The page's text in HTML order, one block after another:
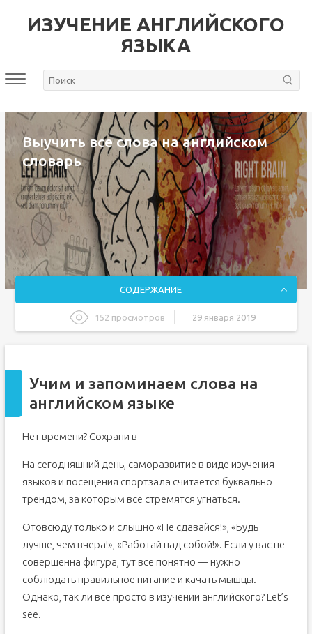
ИЗУЧЕНИЕ АНГЛИЙСКОГО
ЯЗЫКА
Выучить все слова на английском
словарь
СОДЕРЖАНИЕ
152 просмотров 29 января 2019
Как помочь ребенку легко запомнить английские слова
Как выучить английские слова для бизнеса
Английские слова для изучения на каждый день:
полезная лексика и советы для запоминания
Советы по изучению английской лексики
Учим и запоминаем слова на
английском языке
Нет времени? Сохрани в
На сегодняшний день, саморазвитие в виде изучения
языков и посещения спортзала считается буквально
трендом, за которым все стремятся угнаться.
Отовсюду только и слышно «Не сдавайся!», «Будь
лучше, чем вчера!», «Работай над собой!». Если у вас не
совершенна фигура, тут все понятно — нужно
соблюдать правильное питание и качать мышцы.
Однако, так ли все просто в изучении английского? Let’s
see.